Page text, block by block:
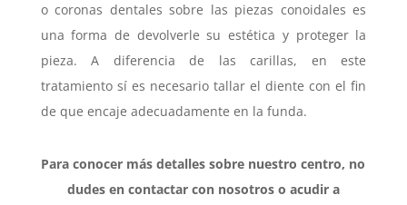
o coronas dentales sobre las piezas conoidales es
una forma de devolverle su estética y proteger la
pieza. A diferencia de las carillas, en este
tratamiento sí es necesario tallar el diente con el fin
de que encaje adecuadamente en la funda.
Para conocer más detalles sobre nuestro centro, no
dudes en contactar con nosotros o acudir a